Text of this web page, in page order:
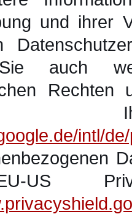
und ihrer
auch
Rechten
intl/
US